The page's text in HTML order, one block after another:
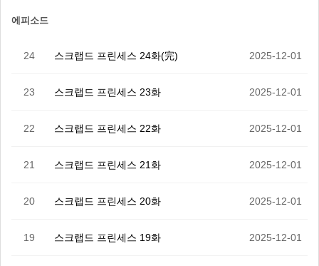
에피소드
24 스크랩드 프린세스 24화(完) 2025-12-01
23 스크랩드 프린세스 23화 2025-12-01
22 스크랩드 프린세스 22화 2025-12-01
21 스크랩드 프린세스 21화 2025-12-01
20 스크랩드 프린세스 20화 2025-12-01
19 스크랩드 프린세스 19화 2025-12-01